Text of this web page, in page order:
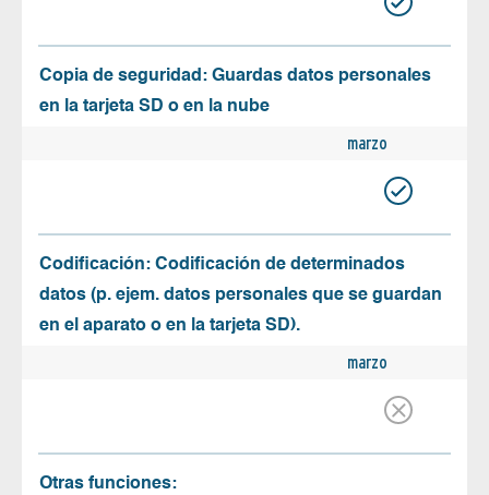
Copia de seguridad: Guardas datos personales
en la tarjeta SD o en la nube
marzo
Codificación: Codificación de determinados
datos (p. ejem. datos personales que se guardan
en el aparato o en la tarjeta SD).
marzo
Otras funciones: